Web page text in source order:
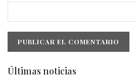
Últimas noticias